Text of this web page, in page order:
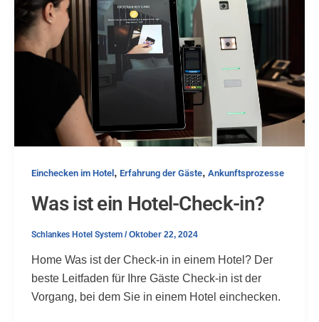
Einchecken im Hotel , Erfahrung der Gäste, Ankunftsprozesse
Was ist ein Hotel-Check-in?
Schlankes Hotel System /Oktober 22, 2024
Home Was ist der Check-in in einem Hotel? Der
beste Leitfaden für Ihre Gäste Check-in ist der
Vorgang, bei dem Sie in einem Hotel einchecken.